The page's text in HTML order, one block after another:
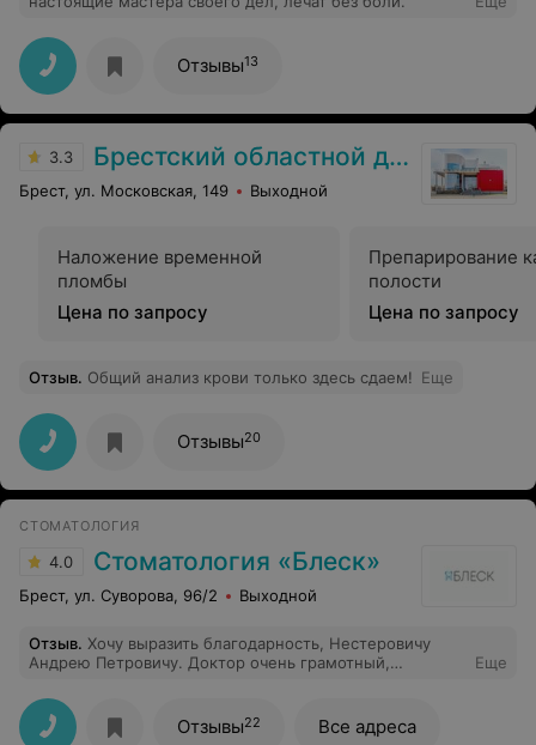
Отзывы13
3.3 Брестский областной диспансер спортивной медицины
Брест, ул. Московская, 149 Выходной
Наложение временной
пломбы
Цена по запросу
Препарирование
полости
Цена по запросу
Отзыв. Общий анализ крови только здесь сдаем! Еще
Отзывы20
СТОМАТОЛОГИЯ
4.0 Стоматология «Блеск»
Брест, ул. Суворова, 96/2 Выходной
Отзыв. Хочу выразить благодарность, Нестеровичу
Андрею Петровичу. Доктор очень грамотный,
Обращалась к другим специалистам, никто не обращал
внимания на мои жалобы и обесценивал боль.
Говорили, что дело в прорезывание, а на самом деле
Еще
Отзывы22 Все адреса